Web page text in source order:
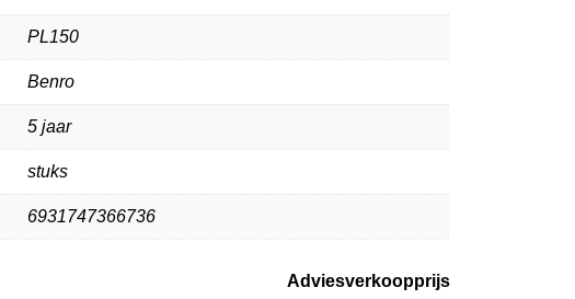
PL150
Benro
5 jaar
stuks
6931747366736
Adviesverkoopprijs